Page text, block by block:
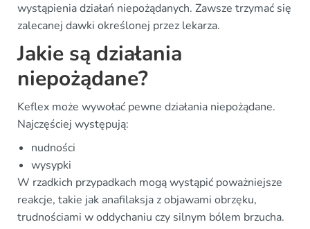
wystąpienia działań niepożądanych. Zawsze trzymać się
zalecanej dawki określonej przez lekarza.
Jakie są działania
niepożądane?
Keflex może wywołać pewne działania niepożądane.
Najczęściej występują:
nudności
wysypki
W rzadkich przypadkach mogą wystąpić poważniejsze
reakcje, takie jak anafilaksja z objawami obrzęku,
trudnościami w oddychaniu czy silnym bólem brzucha.